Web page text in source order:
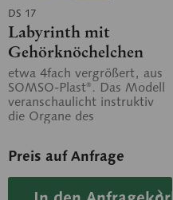
DS 17
Labyrinth mit
Gehörknöchelchen
und Trommelfell
etwa 4fach vergrößert, aus
SOMSO-Plast®. Das Modell
veranschaulicht instruktiv
die Organe des
Preis auf Anfrage